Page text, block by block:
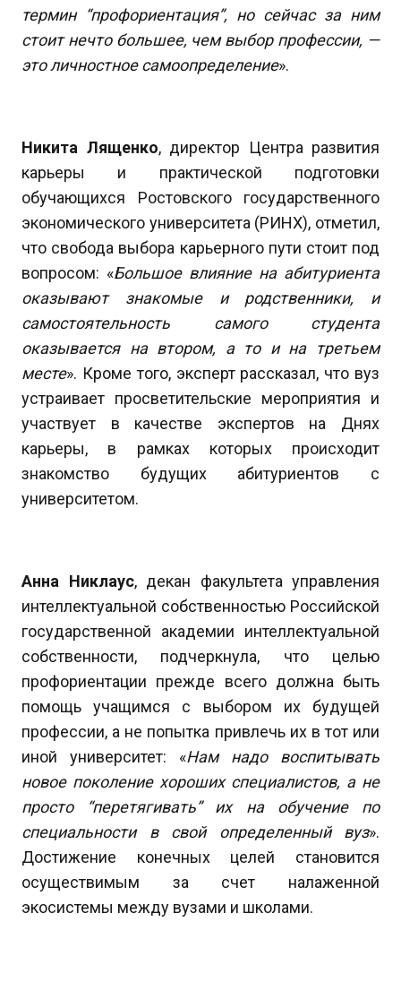
термин “профориентация”, но сейчас за ним
стоит нечто большее, чем выбор профессии, —
это личностное самоопределение».
Никита Лященко, директор Центра развития
карьеры и практической подготовки
обучающихся Ростовского государственного
экономического университета (РИНХ), отметил,
что свобода выбора карьерного пути стоит под
вопросом: «Большое влияние на абитуриента
оказывают знакомые и родственники, и
самостоятельность самого студента
оказывается на втором, а то и на третьем
месте». Кроме того, эксперт рассказал, что вуз
устраивает просветительские мероприятия и
участвует в качестве экспертов на Днях
карьеры, в рамках которых происходит
знакомство будущих абитуриентов с
университетом.
Анна Никлаус, декан факультета управления
интеллектуальной собственностью Российской
государственной академии интеллектуальной
собственности, подчеркнула, что целью
профориентации прежде всего должна быть
помощь учащимся с выбором их будущей
профессии, а не попытка привлечь их в тот или
иной университет: «Нам надо воспитывать
новое поколение хороших специалистов, а не
просто “перетягивать” их на обучение по
специальности в свой определенный вуз».
Достижение конечных целей становится
осуществимым за счет налаженной
экосистемы между вузами и школами.